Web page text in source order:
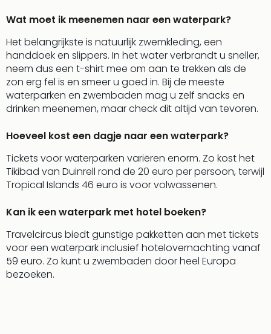
Wat moet ik meenemen naar een waterpark?
Het belangrijkste is natuurlijk zwemkleding, een
handdoek en slippers. In het water verbrandt u sneller,
neem dus een t-shirt mee om aan te trekken als de
zon erg fel is en smeer u goed in. Bij de meeste
waterparken en zwembaden mag u zelf snacks en
drinken meenemen, maar check dit altijd van tevoren.
Hoeveel kost een dagje naar een waterpark?
Tickets voor waterparken variëren enorm. Zo kost het
Tikibad van Duinrell rond de 20 euro per persoon, terwijl
Tropical Islands 46 euro is voor volwassenen.
Kan ik een waterpark met hotel boeken?
Travelcircus biedt gunstige pakketten aan met tickets
voor een waterpark inclusief hotelovernachting vanaf
59 euro. Zo kunt u zwembaden door heel Europa
bezoeken.